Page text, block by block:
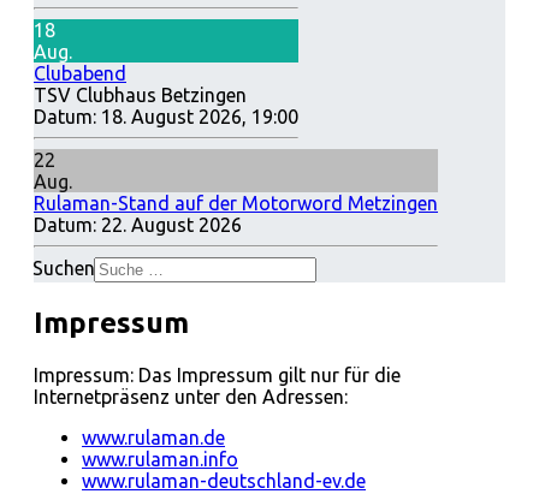
18
Aug.
Clubabend
TSV Clubhaus Betzingen
Datum: 18. August 2026, 19:00
22
Aug.
Rulaman-Stand auf der Motorword Metzingen
Datum: 22. August 2026
Suchen
Impressum
Impressum: Das Impressum gilt nur für die
Internetpräsenz unter den Adressen:
www.rulaman.de
www.rulaman.info
www.rulaman-deutschland-ev.de